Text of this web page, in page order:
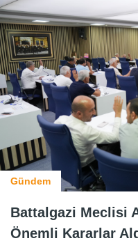
Gündem
Battalgazi Meclisi
Önemli Kararlar